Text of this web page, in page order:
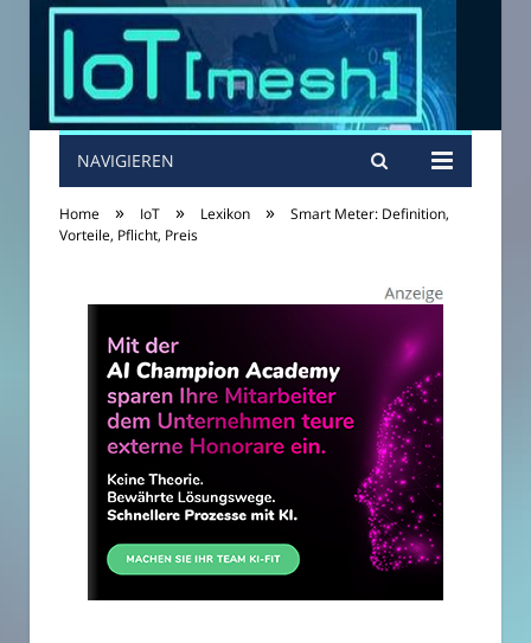
NAVIGIEREN
Home » IoT » Lexikon »
Smart Meter: Definition,
Vorteile, Pflicht, Preis